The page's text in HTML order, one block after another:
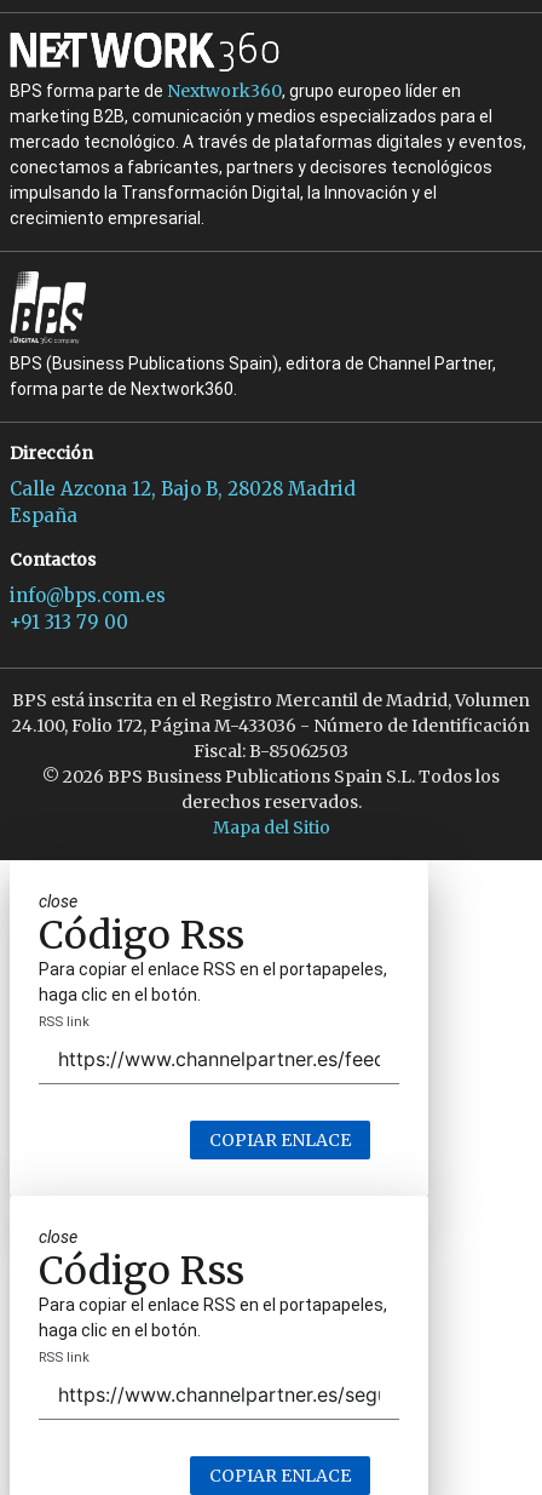
BPS forma parte de Nextwork360, grupo europeo líder en
marketing B2B, comunicación y medios especializados para el
mercado tecnológico. A través de plataformas digitales y eventos,
conectamos a fabricantes, partners y decisores tecnológicos
impulsando la Transformación Digital, la Innovación y el
crecimiento empresarial.
BPS (Business Publications Spain), editora de Channel Partner,
forma parte de Nextwork360.
Dirección
Calle Azcona 12, Bajo B, 28028 Madrid
España
Contactos
info@bps.com.es
+91 313 79 00
BPS está inscrita en el Registro Mercantil de Madrid, Volumen
24.100, Folio 172, Página M-433036 - Número de Identificación
Fiscal: B-85062503
© 2026 BPS Business Publications Spain S.L. Todos los
derechos reservados.
Mapa del Sitio
close
Código Rss
Para copiar el enlace RSS en el portapapeles,
haga clic en el botón.
RSS link
COPIAR ENLACE
close
Código Rss
Para copiar el enlace RSS en el portapapeles,
haga clic en el botón.
RSS link
COPIAR ENLACE